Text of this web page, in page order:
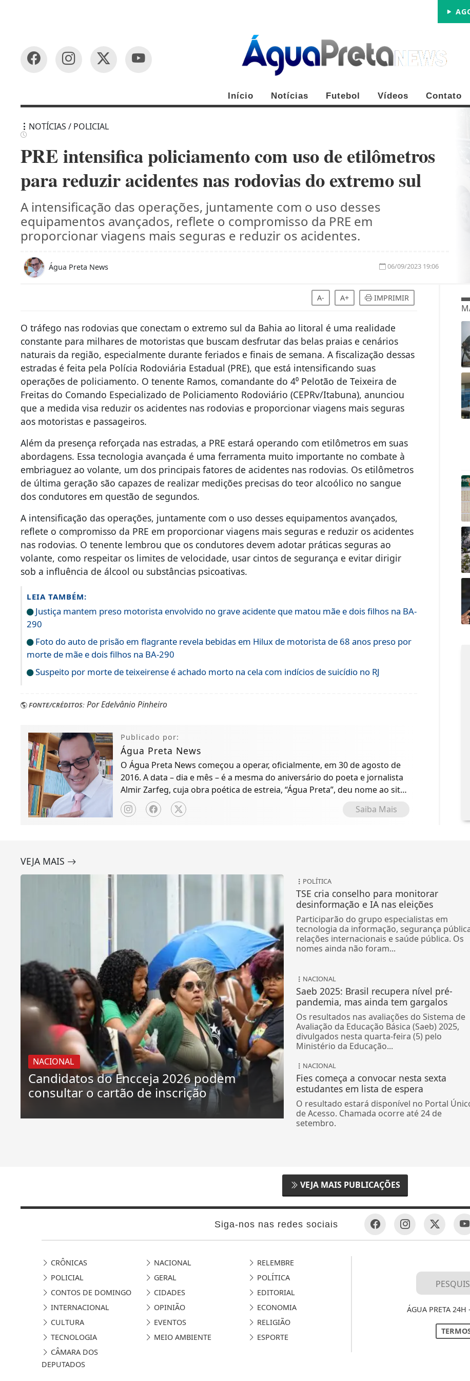
Início Notícias Futebol Vídeos Contato
NOTÍCIAS / POLICIAL
PRE intensifica policiamento com uso de etilômetros
para reduzir acidentes nas rodovias do extremo sul
A intensificação das operações, juntamente com o uso desses
equipamentos avançados, reflete o compromisso da PRE em
proporcionar viagens mais seguras e reduzir os acidentes.
Água Preta News 06/09/2023 19:06
A- A+ IMPRIMIR
O tráfego nas rodovias que conectam o extremo sul da Bahia ao litoral é uma realidade
constante para milhares de motoristas que buscam desfrutar das belas praias e cenários
naturais da região, especialmente durante feriados e finais de semana. A fiscalização dessas
estradas é feita pela Polícia Rodoviária Estadual (PRE), que está intensificando suas
operações de policiamento. O tenente Ramos, comandante do 4⁰ Pelotão de Teixeira de
Freitas do Comando Especializado de Policiamento Rodoviário (CEPRv/Itabuna), anunciou
que a medida visa reduzir os acidentes nas rodovias e proporcionar viagens mais seguras
aos motoristas e passageiros.
Além da presença reforçada nas estradas, a PRE estará operando com etilômetros em suas
abordagens. Essa tecnologia avançada é uma ferramenta muito importante no combate à
embriaguez ao volante, um dos principais fatores de acidentes nas rodovias. Os etilômetros
de última geração são capazes de realizar medições precisas do teor alcoólico no sangue
dos condutores em questão de segundos.
A intensificação das operações, juntamente com o uso desses equipamentos avançados,
reflete o compromisso da PRE em proporcionar viagens mais seguras e reduzir os acidentes
nas rodovias. O tenente lembrou que os condutores devem adotar práticas seguras ao
volante, como respeitar os limites de velocidade, usar cintos de segurança e evitar dirigir
sob a influência de álcool ou substâncias psicoativas.
LEIA TAMBÉM:
Justiça mantem preso motorista envolvido no grave acidente que matou mãe e dois filhos na BA-
290
Foto do auto de prisão em flagrante revela bebidas em Hilux de motorista de 68 anos preso por
morte de mãe e dois filhos na BA-290
Suspeito por morte de teixeirense é achado morto na cela com indícios de suicídio no RJ
FONTE/CRÉDITOS: Por Edelvânio Pinheiro
Publicado por:
Água Preta News
O Água Preta News começou a operar, oficialmente, em 30 de agosto de
2016. A data – dia e mês – é a mesma do aniversário do poeta e jornalista
Almir Zarfeg, cuja obra poética de estreia, “Água Preta”, deu nome ao site
de notícias e entretenimento.
Saiba Mais
VEJA MAIS
NACIONAL
Candidatos do Encceja 2026 podem
consultar o cartão de inscrição
POLÍTICA
TSE cria conselho para monitorar
desinformação e IA nas eleições
Participarão do grupo especialistas em
tecnologia da informação, segurança
relações internacionais e saúde pública. Os
nomes ainda não foram...
NACIONAL
Saeb 2025: Brasil recupera nível pré-
pandemia, mas ainda tem gargalos
Os resultados nas avaliações do Sistema de
Avaliação da Educação Básica (Saeb) 2025,
divulgados nesta quarta-feira (5) pelo
Ministério da Educação...
NACIONAL
Fies começa a convocar nesta sexta
estudantes em lista de espera
O resultado estará disponível no Portal
de Acesso. Chamada ocorre até 24 de
setembro.
VEJA MAIS PUBLICAÇÕES
Siga-nos nas redes sociais
CRÔNICAS NACIONAL
RELEMBRE
POLICIAL
GERAL
POLÍTICA
CONTOS DE DOMINGO
CIDADES
EDITORIAL
INTERNACIONAL
OPINIÃO
ECONOMIA
CULTURA
EVENTOS
RELIGIÃO
TECNOLOGIA
MEIO AMBIENTE
ESPORTE
CÂMARA DOS
DEPUTADOS
ÁGUA PRETA 24H